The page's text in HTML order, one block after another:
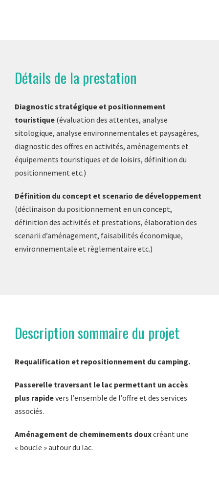
Détails de la prestation
Diagnostic stratégique et positionnement
touristique (évaluation des attentes, analyse
sitologique, analyse environnementales et paysagères,
diagnostic des offres en activités, aménagements et
équipements touristiques et de loisirs, définition du
positionnement etc.)
Définition du concept et scenario de développement
(déclinaison du positionnement en un concept,
définition des activités et prestations, élaboration des
scenarii d’aménagement, faisabilités économique,
environnementale et règlementaire etc.)
Description sommaire du projet
Requalification et repositionnement du camping.
Passerelle traversant le lac permettant un accès
plus rapidevers l’ensemble de l’offre et des services
associés.
Aménagement de cheminements douxcréant une
« boucle » autour du lac.